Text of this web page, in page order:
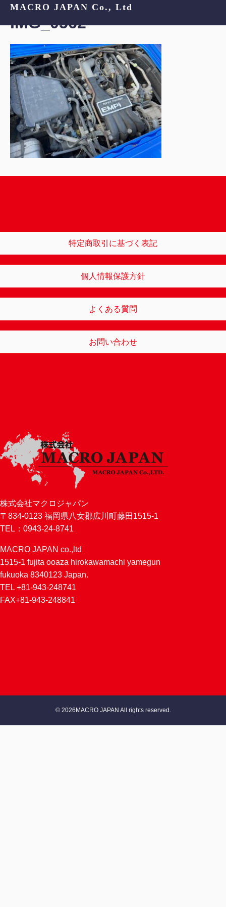
MACRO JAPAN Co., Ltd
IMG_0562
特定商取引に基づく表記
個人情報保護方針
よくある質問
お問い合わせ
株式会社マクロジャパン
〒834-0123 福岡県八女郡広川町藤田1515-1
TEL：0943-24-8741
MACRO JAPAN co.,ltd
1515-1 fujita ooaza hirokawamachi yamegun
fukuoka 8340123 Japan.
TEL +81-943-248741
FAX+81-943-248841
© 2026MACRO JAPAN All rights reserved.